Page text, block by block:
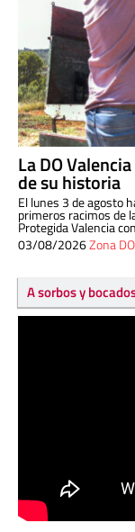
La DO
de su historia
El lunes 3 de agosto
primeros racimos de
Protegida Valencia
03/08/2026Zona DO
A sorbos y